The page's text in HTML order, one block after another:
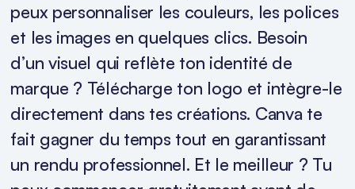
peux personnaliser les couleurs, les polices
et les images en quelques clics. Besoin
d’un visuel qui reflète ton identité de
marque ? Télécharge ton logo et intègre-le
directement dans tes créations. Canva te
fait gagner du temps tout en garantissant
un rendu professionnel. Et le meilleur ? Tu